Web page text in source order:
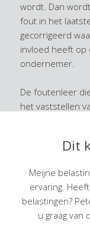
wordt. Dan
fout in het
gecorrigeerd
invloed heeft op
ondernemer.
De foutenleer
het vaststellen
vastgesteld
voorafgaande
Dan valt door
reserve dan
Dit
Meijne
ervaring.
belastingen?
u graag van